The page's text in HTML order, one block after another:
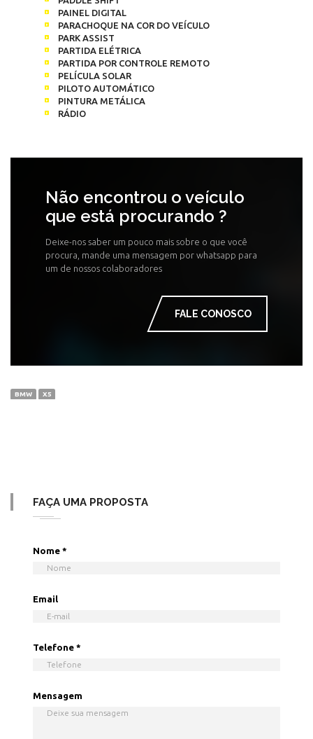
PAINEL DIGITAL
PARACHOQUE NA COR DO VEÍCULO
PARK ASSIST
PARTIDA ELÉTRICA
PARTIDA POR CONTROLE REMOTO
PELÍCULA SOLAR
PILOTO AUTOMÁTICO
PINTURA METÁLICA
RÁDIO
Não encontrou o veículo
que está procurando ?
Deixe-nos saber um pouco mais sobre o que você
procura, mande uma mensagem por whatsapp para
um de nossos colaboradores
FALE CONOSCO
BMW X5
FAÇA UMA PROPOSTA
Nome *
Email
Telefone *
Mensagem